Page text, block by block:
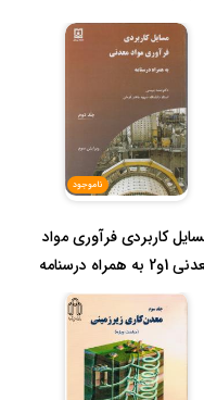
ناموجود
کاربردی فرآوری مواد
به همراه درسنامه